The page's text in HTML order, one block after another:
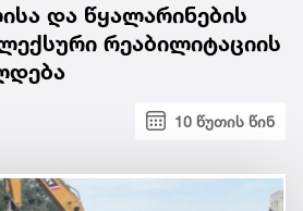
და წყალარინების
რეაბილიტაციის
10 წუთის წინ